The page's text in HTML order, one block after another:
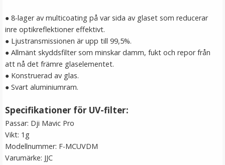
Spakskydd för DJI Mavic Pro / Spark fjärrkontroll
★★
● 8-lager av multicoating på var sida av glaset som reducerar
inre optikreflektioner effektivt.
● Ljustransmissionen är upp till 99,5%.
● Allmänt skyddsfilter som minskar damm, fukt och repor från
att nå det främre glaselementet.
● Konstruerad av glas.
● Svart aluminiumram.
Specifikationer för UV-filter:
Passar: Dji Mavic Pro
Vikt: 1g
Modellnummer: F-MCUVDM
Varumärke: JJC